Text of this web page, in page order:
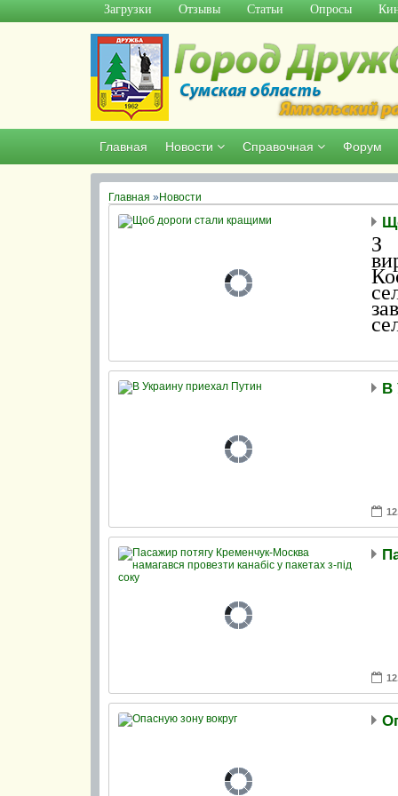
Загрузки Отзывы Статьи Опросы
Главная Новости Справочная Форум
Главная »Новости
З
В